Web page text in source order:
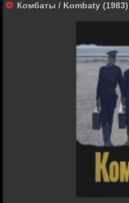
Комбаты / Kombaty (1983)